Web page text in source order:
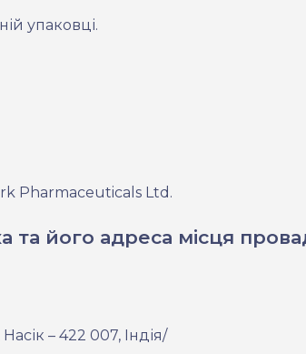
упаковці.
Pharmaceuticals Ltd.
та його адреса місця
– 422 007, Індія/